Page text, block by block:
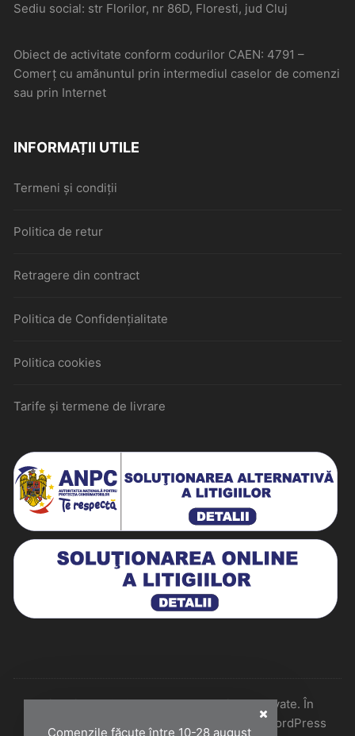
Comenzile făcute între 10-28 august
Sediu social: str Florilor, nr 86D, Floresti, jud Cluj
Obiect de activitate conform codurilor CAEN: 4791 –
Comerţ cu amănuntul prin intermediul caselor de comenzi
sau prin Internet
INFORMAȚII UTILE
Termeni și condiții
Politica de retur
Retragere din contract
Politica de Confidențialitate
Politica cookies
Tarife și termene de livrare
Historiarum 2026 - Toate drepturile rezervate. În
colaborare cu Perfect Pixel & Mentenanță WordPress